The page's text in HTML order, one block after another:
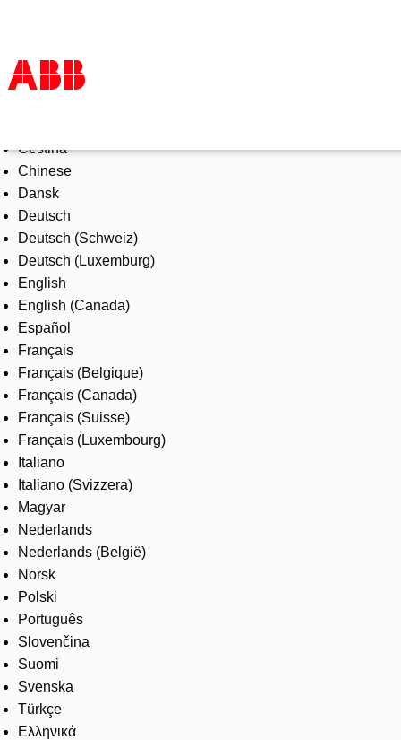
Products & Solutions
Industries
Services
About us
Where to buy
Contact us
Careers
Čeština
Chinese
Dansk
Deutsch
Deutsch (Schweiz)
Deutsch (Luxemburg)
English
English (Canada)
Español
Français
Français (Belgique)
Français (Canada)
Français (Suisse)
Français (Luxembourg)
Italiano
Italiano (Svizzera)
Magyar
Nederlands
Nederlands (België)
Norsk
Polski
Português
Slovenčina
Suomi
Svenska
Türkçe
Ελληνικά